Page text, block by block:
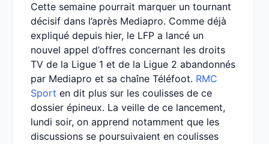
Cette semaine pourrait marquer un tournant
décisif dans l’après Mediapro. Comme déjà
expliqué depuis hier, le LFP a lancé un
nouvel appel d’offres concernant les droits
TV de la Ligue 1 et de la Ligue 2 abandonnés
par Mediapro et sa chaîne Téléfoot. RMC
Sport en dit plus sur les coulisses de ce
dossier épineux. La veille de ce lancement,
lundi soir, on apprend notamment que les
discussions se poursuivaient en coulisses